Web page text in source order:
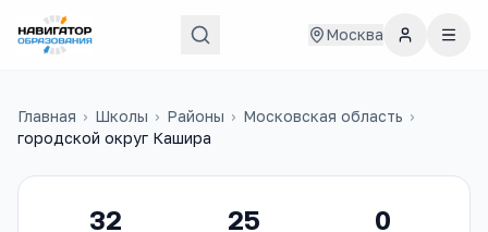
Москва
Главная › Школы › Районы › Московская область ›
городской округ Кашира
32 25 0